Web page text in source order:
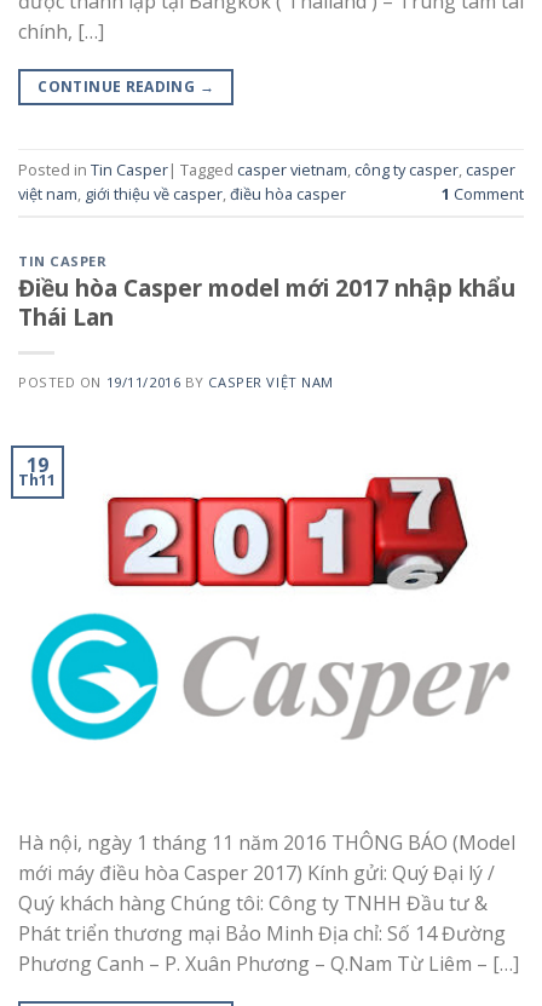
chính, […]
CONTINUE READING →
Posted in Tin Casper| Tagged casper vietnam, công ty casper, casper
việt nam, giới thiệu về casper,điều hòa casper 1 Comment
TIN CASPER
Điều hòa Casper model mới 2017 nhập khẩu
Thái Lan
POSTED ON 19/11/2016 BY CASPER VIỆT NAM
19
Th11
Hà nội, ngày 1 tháng 11 năm 2016 THÔNG BÁO (Model
mới máy điều hòa Casper 2017) Kính gửi: Quý Đại lý /
Quý khách hàng Chúng tôi: Công ty TNHH Đầu tư &
Phát triển thương mại Bảo Minh Địa chỉ: Số 14 Đường
Phương Canh – P. Xuân Phương – Q.Nam Từ Liêm – […]